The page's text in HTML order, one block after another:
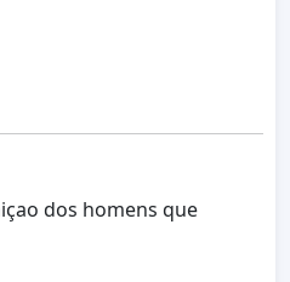
dos homens que